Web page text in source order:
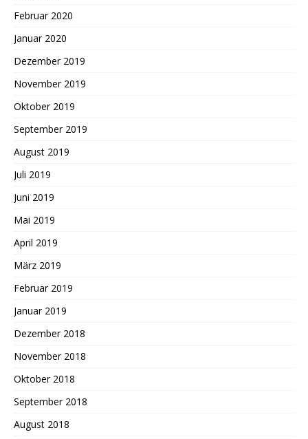
Februar 2020
Januar 2020
Dezember 2019
November 2019
Oktober 2019
September 2019
August 2019
Juli 2019
Juni 2019
Mai 2019
April 2019
März 2019
Februar 2019
Januar 2019
Dezember 2018
November 2018
Oktober 2018
September 2018
August 2018